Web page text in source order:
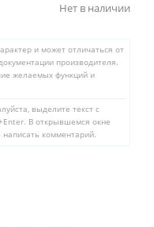
Нет в наличии
и может отличаться от
производителя.
желаемых функций и
выделите текст с
В открывшемся окне
комментарий.